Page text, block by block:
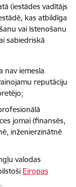
(iestādes vadītājs
kas atbildīga
vai īstenošanu
sabiedriskā
nav iemesla
reputāciju
jomai (finansēs,
inženierzinātnē
valodas
Eiropas
.